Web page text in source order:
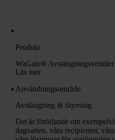
Produkt
WaGate® Avstängningsventiler
Läs mer
Användningsområde
Avstängning & Styrning
Det är förödande om
dagvatten, våra recipienter,